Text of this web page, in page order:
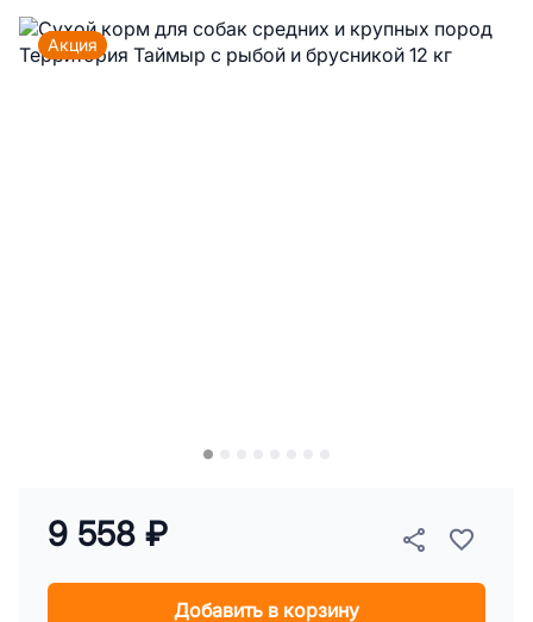
Акция
9 558 ₽
Добавить в корзину